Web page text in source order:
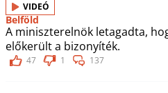
VIDEÓ
Belföld
A miniszterelnök letagadta,
előkerült a bizonyíték.
47 1 137